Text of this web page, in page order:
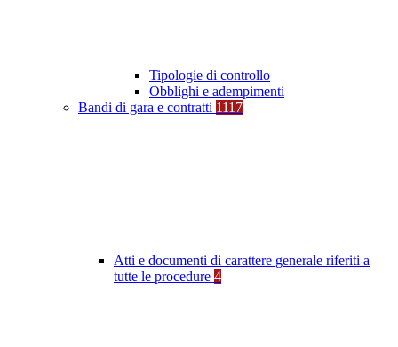
Tipologie di controllo
Obblighi e adempimenti
Bandi di gara e contratti 1117
Atti e documenti di carattere generale riferiti a
tutte le procedure 4